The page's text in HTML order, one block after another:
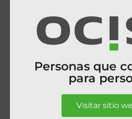
Personas que
para
Visitar sitio